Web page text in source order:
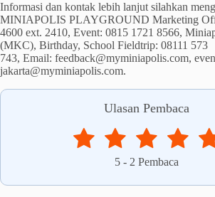
Informasi dan kontak lebih lanjut silahkan
MINIAPOLIS PLAYGROUND Marketing
4600 ext. 2410, Event: 0815 1721 8566,
(MKC), Birthday, School Fieldtrip: 08111 573
743, Email: feedback@myminiapolis.com,
jakarta@myminiapolis.com.
Ulasan Pembaca
5 -2 Pembaca